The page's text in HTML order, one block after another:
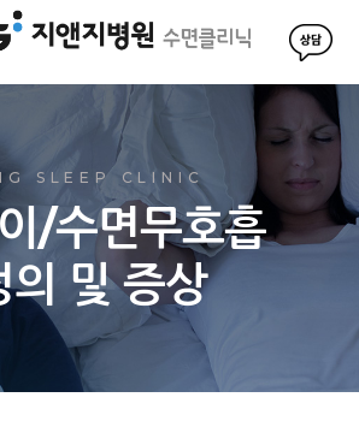
SLEEP CLINIC
/수면무호흡
의 및 증상